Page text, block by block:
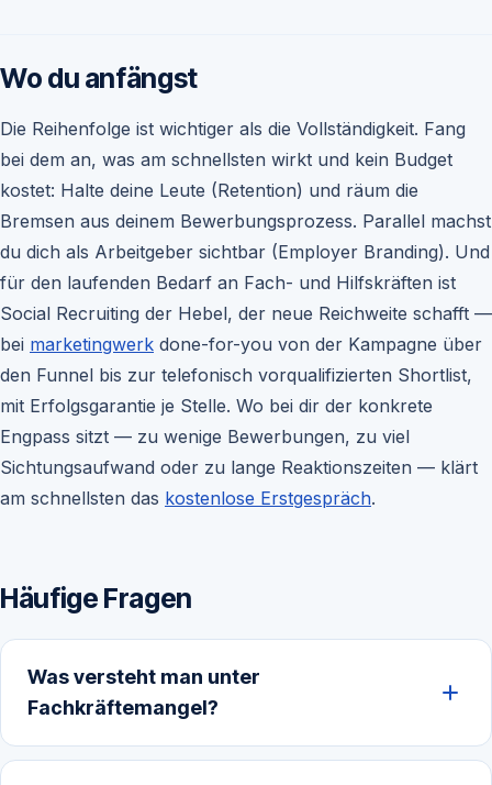
Wo du anfängst
Die Reihenfolge ist wichtiger als die Vollständigkeit. Fang
bei dem an, was am schnellsten wirkt und kein Budget
kostet: Halte deine Leute (Retention) und räum die
Bremsen aus deinem Bewerbungsprozess. Parallel machst
du dich als Arbeitgeber sichtbar (Employer Branding). Und
für den laufenden Bedarf an Fach- und Hilfskräften ist
Social Recruiting der Hebel, der neue Reichweite schafft —
bei marketingwerk done-for-you von der Kampagne über
den Funnel bis zur telefonisch vorqualifizierten Shortlist,
mit Erfolgsgarantie je Stelle. Wo bei dir der konkrete
Engpass sitzt — zu wenige Bewerbungen, zu viel
Sichtungsaufwand oder zu lange Reaktionszeiten — klärt
am schnellsten das kostenlose Erstgespräch.
Häufige Fragen
Was versteht man unter
Fachkräftemangel?